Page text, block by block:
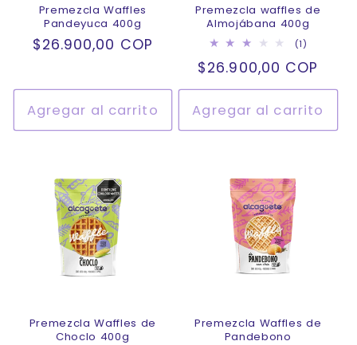
Premezcla Waffles
Pandeyuca 400g
Precio
$26.900,00 COP
Agregar al carrito
Premezcla waffles de
Almojábana 400g
(1)
totales
Precio
habitual
$26.900,00 COP
Agregar al carrito
Premezcla Waffles de
Choclo 400g
Premezcla Waffles de
Pandebono